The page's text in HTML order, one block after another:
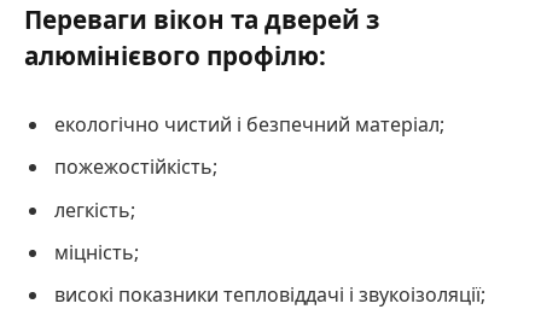
Переваги вікон та дверей з
алюмінієвого профілю:
екологічно чистий і безпечний матеріал;
пожежостійкість;
легкість;
міцність;
високі показники тепловіддачі і звукоізоляції;